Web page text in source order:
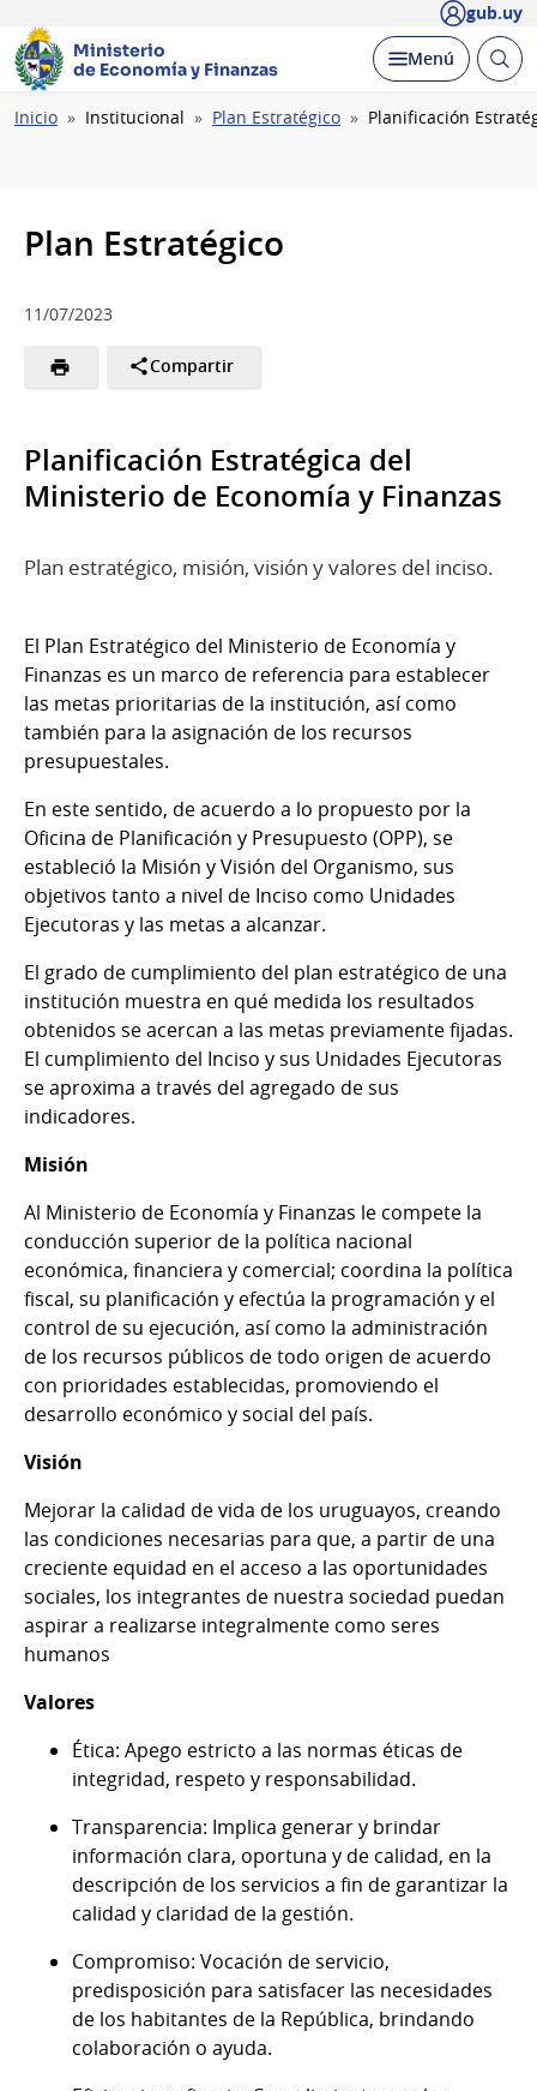
gub.uy
Ministerio
de Economía y Finanzas
Desplegar
Menú Abrir
Ruta
Inicio Institucional Plan Estratégico Planificación
Plan Estratégico
11/07/2023
Compartir
Planificación Estratégica del
Ministerio de Economía y Finanzas
Plan estratégico, misión, visión y valores del inciso.
El Plan Estratégico del Ministerio de Economía y
Finanzas es un marco de referencia para establecer
las metas prioritarias de la institución, así como
también para la asignación de los recursos
presupuestales.
En este sentido, de acuerdo a lo propuesto por la
Oficina de Planificación y Presupuesto (OPP), se
estableció la Misión y Visión del Organismo, sus
objetivos tanto a nivel de Inciso como Unidades
Ejecutoras y las metas a alcanzar.
El grado de cumplimiento del plan estratégico de una
institución muestra en qué medida los resultados
obtenidos se acercan a las metas previamente fijadas.
El cumplimiento del Inciso y sus Unidades Ejecutoras
se aproxima a través del agregado de sus
indicadores.
Misión
Al Ministerio de Economía y Finanzas le compete la
conducción superior de la política nacional
económica, financiera y comercial; coordina la política
fiscal, su planificación y efectúa la programación y el
control de su ejecución, así como la administración
de los recursos públicos de todo origen de acuerdo
con prioridades establecidas, promoviendo el
desarrollo económico y social del país.
Visión
Mejorar la calidad de vida de los uruguayos, creando
las condiciones necesarias para que, a partir de una
creciente equidad en el acceso a las oportunidades
sociales, los integrantes de nuestra sociedad puedan
aspirar a realizarse integralmente como seres
humanos
Valores
Ética: Apego estricto a las normas éticas de
integridad, respeto y responsabilidad.
Transparencia: Implica generar y brindar
información clara, oportuna y de calidad, en la
descripción de los servicios a fin de garantizar la
calidad y claridad de la gestión.
Compromiso: Vocación de servicio,
predisposición para satisfacer las necesidades
de los habitantes de la República, brindando
colaboración o ayuda.